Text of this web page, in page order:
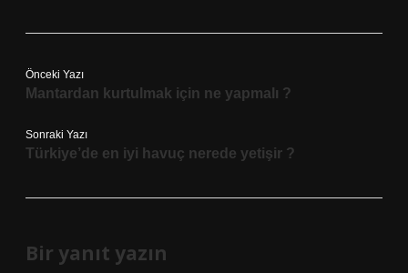
Önceki Yazı
Mantardan kurtulmak için ne yapmalı ?
Sonraki Yazı
Türkiye’de en iyi havuç nerede yetişir ?
Bir yanıt yazın